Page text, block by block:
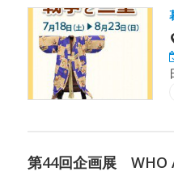
第44回企画展 WHO